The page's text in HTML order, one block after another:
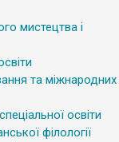
мистецтва і
та міжнародних
освіти
філології